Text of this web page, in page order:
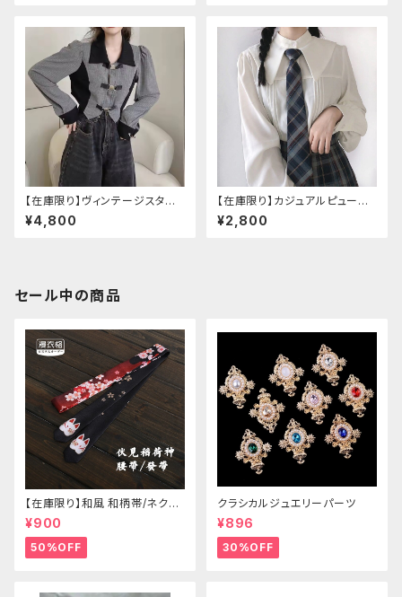
【在庫限り】ヴィンテージスタイ
ルバックルベルトシャツ
¥4,800
【在庫限り】カジュアルピューリ
タンカラープレッピーブラウス
¥2,800
セール中の商品
【在庫限り】和風 和柄帯/ネクタ
イ/リボン（狐面/金魚
¥900
50%OFF
クラシカルジュエリーパーツ
¥896
30%OFF